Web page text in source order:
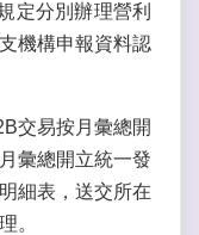
定分別辦理營利
機構申報資料認
交易按月彙總開
彙總開立統一發
細表，送交所在
。